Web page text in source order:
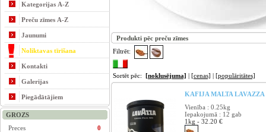
Kategorijas A-Z
Preču zīmes A-Z
Jaunumi
Noliktavas tīrīšana
Kontakti
Galerijas
Piegādātājiem
GROZS
Preces
0
Produkti pēc preču zīmes
Filtrēt:
Sortēt pēc: [noklusējuma] | [cenas] | [populāritātes]
KAFIJA MALTA
Vienība : 0.25kg
Iepakojumā : 12 gab
1kg - 32.20 €